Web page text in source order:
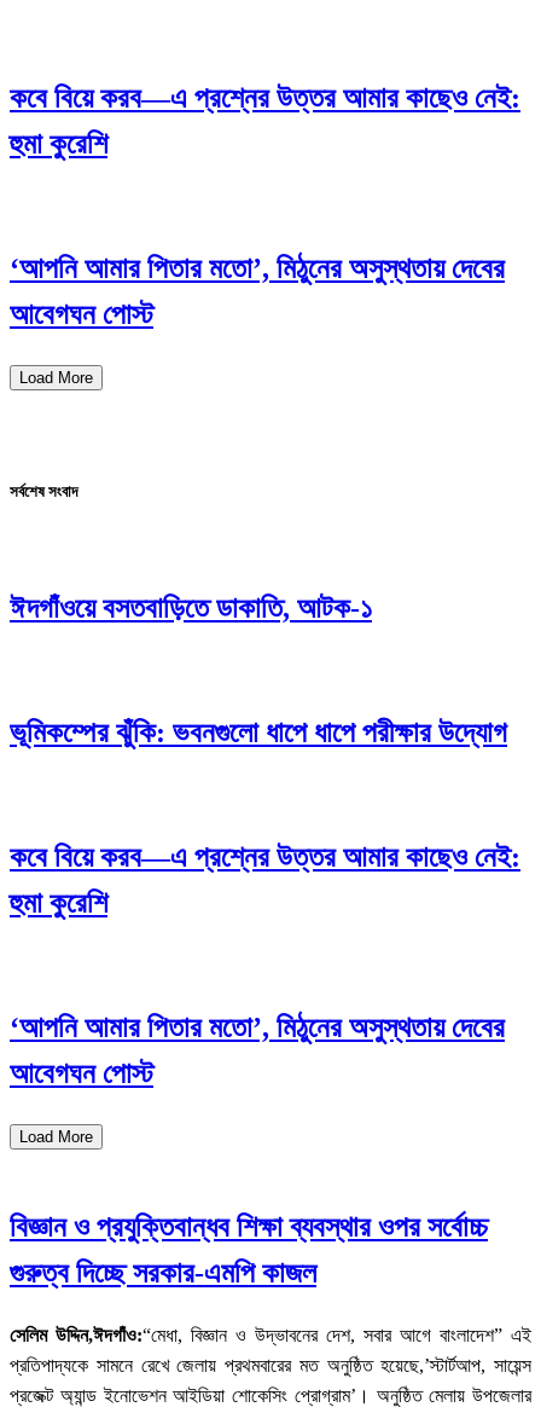
কবে বিয়ে করব—এ প্রশ্নের উত্তর আমার কাছেও নেই:
হুমা কুরেশি
‘আপনি আমার পিতার মতো’, মিঠুনের অসুস্থতায় দেবের
আবেগঘন পোস্ট
Load More
সর্বশেষ সংবাদ
ঈদগাঁওয়ে বসতবাড়িতে ডাকাতি, আটক-১
ভূমিকম্পের ঝুঁকি: ভবনগুলো ধাপে ধাপে পরীক্ষার উদ্যোগ
কবে বিয়ে করব—এ প্রশ্নের উত্তর আমার কাছেও নেই:
হুমা কুরেশি
‘আপনি আমার পিতার মতো’, মিঠুনের অসুস্থতায় দেবের
আবেগঘন পোস্ট
Load More
বিজ্ঞান ও প্রযুক্তিবান্ধব শিক্ষা ব্যবস্থার ওপর সর্বোচ্চ
গুরুত্ব দিচ্ছে সরকার-এমপি কাজল
সেলিম উদ্দিন,ঈদগাঁও:“মেধা, বিজ্ঞান ও উদ্ভাবনের দেশ, সবার আগে বাংলাদেশ” এই
প্রতিপাদ্যকে সামনে রেখে জেলায় প্রথমবারের মত অনুষ্ঠিত হয়েছে,’স্টার্টআপ, সায়েন্স
প্রজেক্ট অ্যান্ড ইনোভেশন আইডিয়া শোকেসিং প্রোগ্রাম’। অনুষ্ঠিত মেলায় উপজেলার